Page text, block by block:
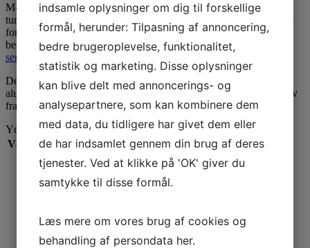
M-tavler er især relevante ved motorveje, landeveje, rastepladser,
turistområder, bygrænser og naturområder, hvor de hjælper med at
formidle vigtig service information til både lokale og
besøgende.Her kan du se listen med samtlige godkendte
servicetavler.
Denne M-tavle 50×50 cm. er udført i 2 mm søvandsbestandig
aluminium med CE-mærket reflekstype 3. Opfylder gældende krav
fra Vejdirektoratet. Se opsætningsudstyrher
Yderligere information
Vægt
1,500 kg
indsamle oplysninger om dig til forskellige
formål, herunder: Tilpasning af annoncering,
bedre brugeroplevelse, funktionalitet,
statistik og marketing. Disse oplysninger
kan blive delt med annoncerings- og
analysepartnere, som kan kombinere dem
med data, du tidligere har givet dem eller
de har indsamlet gennem din brug af deres
tjenester. Ved at klikke på 'OK' giver du
samtykke til disse formål.
Læs mere om vores brug af cookies og
behandling af persondata her.